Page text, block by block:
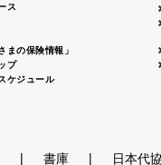
ス
まの保険情報」
プ
ケジュール
| 書庫 | 日本代